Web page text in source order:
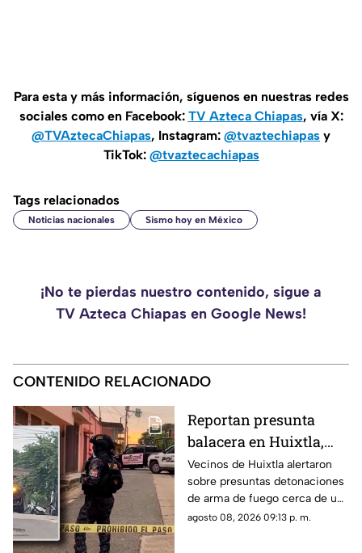
Para esta y más información, síguenos en nuestras redes
sociales como en Facebook: TV Azteca Chiapas, vía X:
@TVAztecaChiapas, Instagram: @tvaztechiapas y
TikTok: @tvaztecachiapas
Tags relacionados
Noticias nacionales Sismo hoy en México
¡No te pierdas nuestro contenido, sigue a
TV Azteca Chiapas en Google News!
CONTENIDO RELACIONADO
Reportan presunta
balacera en Huixtla,
Chiapas: Vecinos
alertan por
detonaciones de fuego
Vecinos de Huixtla alertaron
sobre presuntas detonaciones
de arma de fuego cerca de una
bodega de café. Circulan
agosto 08, 2026 09:13 p. m.